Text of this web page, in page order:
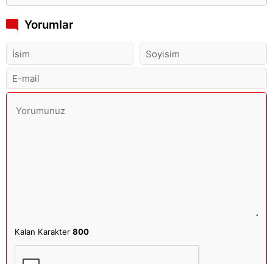
Yorumlar
Kalan Karakter800